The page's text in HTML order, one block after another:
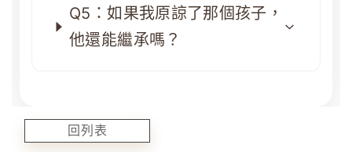
Q5：如果我原諒了那個孩子，
他還能繼承嗎？
回列表